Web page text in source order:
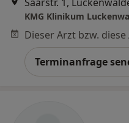
Terminanfrage